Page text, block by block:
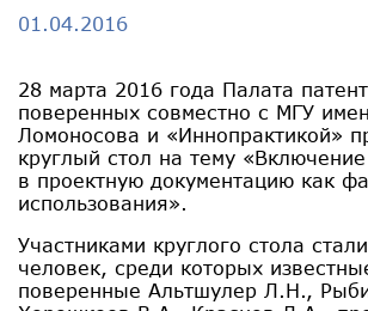
01.04.2016
28 марта 2016 года Палата
поверенных совместно с МГУ
Ломоносова и «Иннопрактикой»
круглый стол на тему
в проектную документацию как
использования».
Участниками круглого стола
человек, среди которых
поверенные Альтшулер Л.Н.,